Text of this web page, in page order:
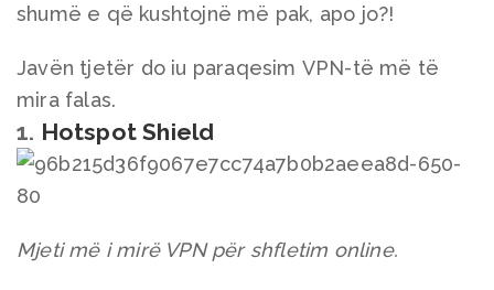
shumë e që kushtojnë më pak, apo jo?!
Javën tjetër do iu paraqesim VPN-të më të
mira falas.
1. Hotspot Shield
Mjeti më i mirë VPN për shfletim online.